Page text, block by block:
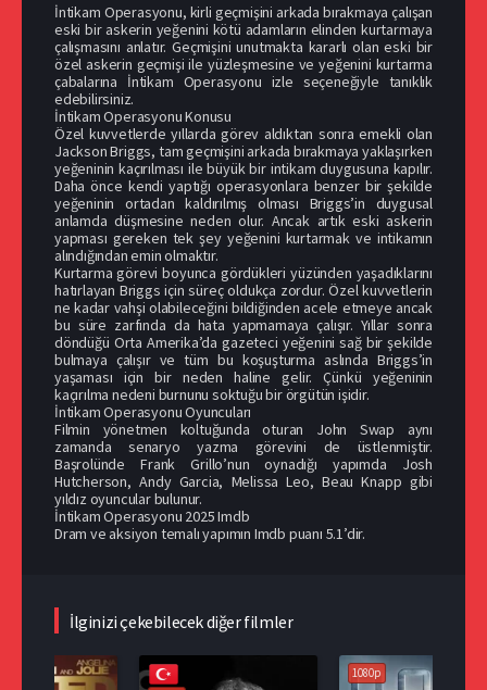
İntikam Operasyonu, kirli geçmişini arkada bırakmaya çalışan
eski bir askerin yeğenini kötü adamların elinden kurtarmaya
çalışmasını anlatır. Geçmişini unutmakta kararlı olan eski bir
özel askerin geçmişi ile yüzleşmesine ve yeğenini kurtarma
çabalarına İntikam Operasyonu izle seçeneğiyle tanıklık
edebilirsiniz.
İntikam Operasyonu Konusu
Özel kuvvetlerde yıllarda görev aldıktan sonra emekli olan
Jackson Briggs, tam geçmişini arkada bırakmaya yaklaşırken
yeğeninin kaçırılması ile büyük bir intikam duygusuna kapılır.
Daha önce kendi yaptığı operasyonlara benzer bir şekilde
yeğeninin ortadan kaldırılmış olması Briggs’in duygusal
anlamda düşmesine neden olur. Ancak artık eski askerin
yapması gereken tek şey yeğenini kurtarmak ve intikamın
alındığından emin olmaktır.
Kurtarma görevi boyunca gördükleri yüzünden yaşadıklarını
hatırlayan Briggs için süreç oldukça zordur. Özel kuvvetlerin
ne kadar vahşi olabileceğini bildiğinden acele etmeye ancak
bu süre zarfında da hata yapmamaya çalışır. Yıllar sonra
döndüğü Orta Amerika’da gazeteci yeğenini sağ bir şekilde
bulmaya çalışır ve tüm bu koşuşturma aslında Briggs’in
yaşaması için bir neden haline gelir. Çünkü yeğeninin
kaçırılma nedeni burnunu soktuğu bir örgütün işidir.
İntikam Operasyonu Oyuncuları
Filmin yönetmen koltuğunda oturan John Swap aynı
zamanda senaryo yazma görevini de üstlenmiştir.
Başrolünde Frank Grillo’nun oynadığı yapımda Josh
Hutcherson, Andy Garcia, Melissa Leo, Beau Knapp gibi
yıldız oyuncular bulunur.
İntikam Operasyonu 2025 Imdb
Dram ve aksiyon temalı yapımın Imdb puanı 5.1’dir.
İlginizi çekebilecek diğer filmler